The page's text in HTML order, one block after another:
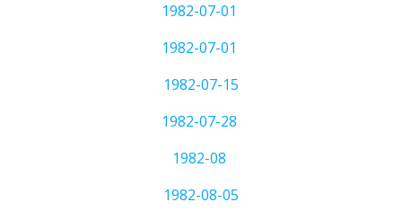
1982-07-01
1982-07-01
1982-07-15
1982-07-28
1982-08
1982-08-05